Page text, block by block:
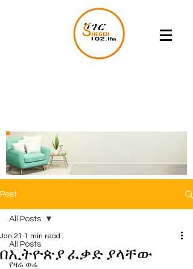
Post
All Posts
የዛሬ ወሬ
All Posts
በኢትዮጵያ ፈቃድ ያላቸው
Jan 21 1 min read